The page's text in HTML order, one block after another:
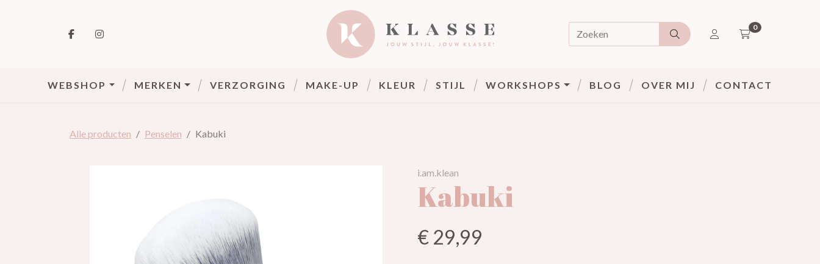
VOLG ONS OP FACEBOOK Doorzoek de webshop
ACCOUNT
0
WEBSHOP MERKEN VERZORGING MAKE-UP KLEUR STIJL WORKSHOPS BLOG OVER MIJ CONTACT
Alle producten Penselen Kabuki
i.am.klean
Kabuki
€ 29,99